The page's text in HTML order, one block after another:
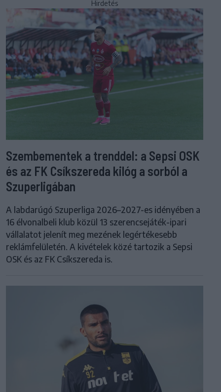
Hirdetés
Szembementek a trenddel: a Sepsi OSK
és az FK Csíkszereda kilóg a sorból a
Szuperligában
A labdarúgó Szuperliga 2026–2027-es idényében a
16 élvonalbeli klub közül 13 szerencsejáték-ipari
vállalatot jelenít meg mezének legértékesebb
reklámfelületén. A kivételek közé tartozik a Sepsi
OSK és az FK Csíkszereda is.